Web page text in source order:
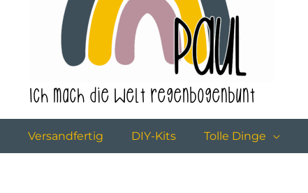
Ich mach die Welt regenbogenbunt
Versandfertig DIY-Kits Tolle Dinge